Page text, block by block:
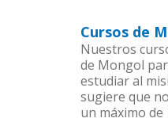
Cursos de
Nuestros
de Mongol
estudiar al
sugiere que
un máximo de